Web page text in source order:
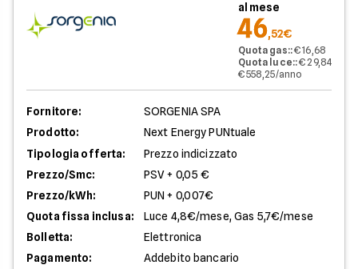
al mese
46,52€
Quota gas::€ 16,68
Quota luce::€ 29,84
€ 558,25/anno
Fornitore:
SORGENIA SPA
Prodotto:
Next Energy PUNtuale
Tipologia offerta:
Prezzo indicizzato
Prezzo/Smc:
PSV + 0,05 €
Prezzo/kWh:
PUN + 0,007€
Quota fissa inclusa:
Luce 4,8€/mese, Gas 5,7€/mese
Bolletta:
Elettronica
Pagamento:
Addebito bancario